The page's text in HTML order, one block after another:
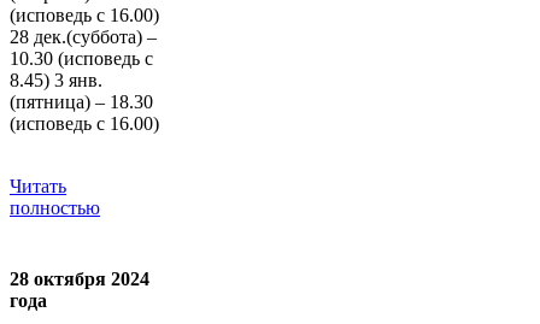
(исповедь с 16.00)
28 дек.(суббота) –
10.30 (исповедь с
8.45) 3 янв.
(пятница) – 18.30
(исповедь с 16.00)
Читать
полностью
28 октября 2024
года